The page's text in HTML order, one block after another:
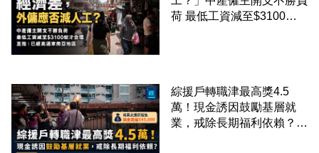
荷 最低工資減至$3100蚊
綜援戶轉職津最高獎4.5
萬！現金誘因鼓勵基層就
業，戒除長期福利依賴？鄧